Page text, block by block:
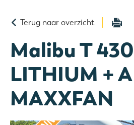
Terug naar overzicht
Malibu T 430
LITHIUM +
MAXXFAN